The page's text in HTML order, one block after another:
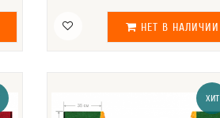
НЕТ В НАЛИЧИИ
ХИТ